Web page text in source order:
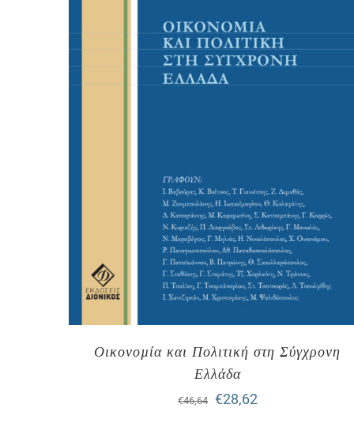
Οικονοµία και Πολιτική στη Σύγχρονη
Ελλάδα
€46,64
Original
€28,62Η